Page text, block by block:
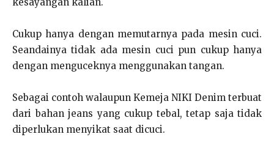
Cukup hanya dengan memutarnya pada mesin cuci.
Seandainya tidak ada mesin cuci pun cukup hanya
dengan menguceknya menggunakan tangan.
Sebagai contoh walaupun Kemeja NIKI Denim terbuat
dari bahan jeans yang cukup tebal, tetap saja tidak
diperlukan menyikat saat dicuci.